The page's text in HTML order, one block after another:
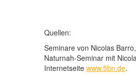
Quellen:
Seminare von Nicolas
Naturnah-Seminar mit
Internetseite www.5bn.de.